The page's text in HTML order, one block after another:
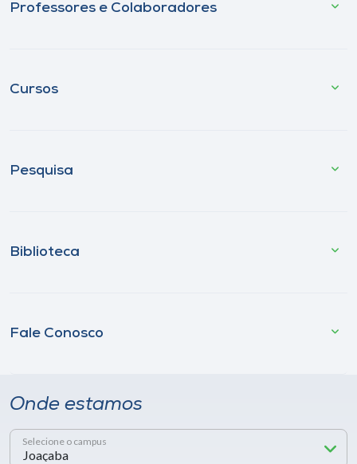
Professores e Colaboradores
Cursos
Pesquisa
Biblioteca
Fale Conosco
Onde estamos
Selecione o campus